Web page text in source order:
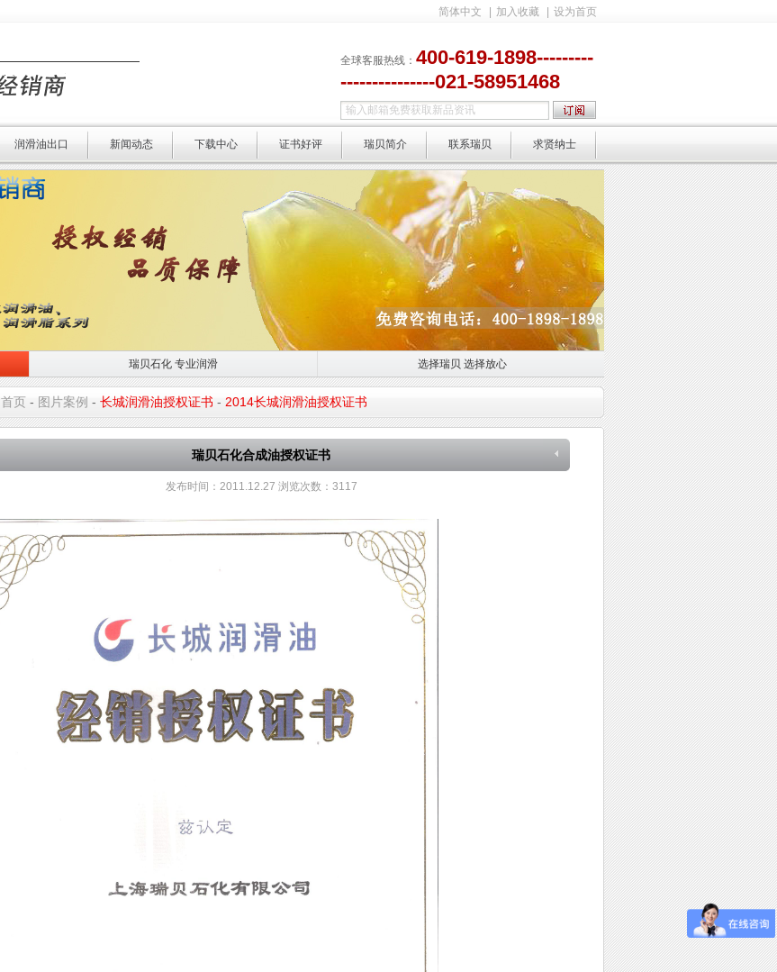
简体中文 加入收藏 设为首页
全球客服热线： 400-619-1898---------
---------------021-58951468
润滑油出口 新闻动态 下载中心 证书好评 瑞贝简介 联系瑞贝 求贤纳士
瑞贝石化 专业润滑
瑞贝石化 专业润滑
选择瑞贝 选择放心
选择瑞贝 选择放心
首页 - 图片案例 - 长城润滑油授权证书 - 2014长城润滑油授权证书
瑞贝石化合成油授权证书
发布时间： 2011.12.27 浏览次数： 3117